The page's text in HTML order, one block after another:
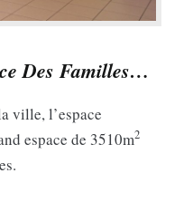
Des Familles…
ville, l’espace
espace de 3510m2